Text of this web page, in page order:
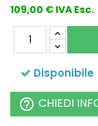
109,00 € IVA Esc.
Disponibile
help_outline CHIEDI